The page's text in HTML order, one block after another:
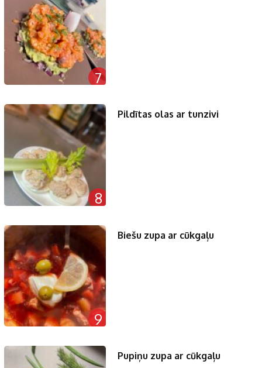
7
8
Pildītas olas ar tunzivi
9
Biešu zupa ar cūkgaļu
Pupiņu zupa ar cūkgaļu